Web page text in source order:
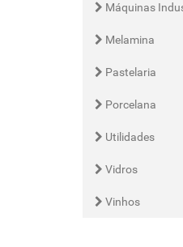
Máquinas
Melamina
Pastelaria
Porcelana
Utilidades
Vidros
Vinhos